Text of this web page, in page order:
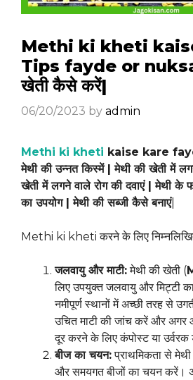
Methi ki kheti
Tips fayde or
खेती कैसे करें|
06/20/2023 by admin
Methi ki kheti kaise kare
मेथी की उन्नत किस्में | मेथी की खेती में
खेती में लगने वाले रोग की दवाएं | मेथी के
का उपयोग | मेथी की सब्जी कैसे बनाएं|
Methi ki kheti करने के लिए
जलवायु और माटी:मेथी की खेती (
लिए उपयुक्त जलवायु और मिट्टी
नमीपूर्ण स्थानों में अच्छी तरह से
उचित माटी की जांच करें और अगर
दूर करने के लिए कंपोस्ट या उर्वरक
बीज का चयन:प्राथमिकता से
और समयगत बीजों का चयन करें।